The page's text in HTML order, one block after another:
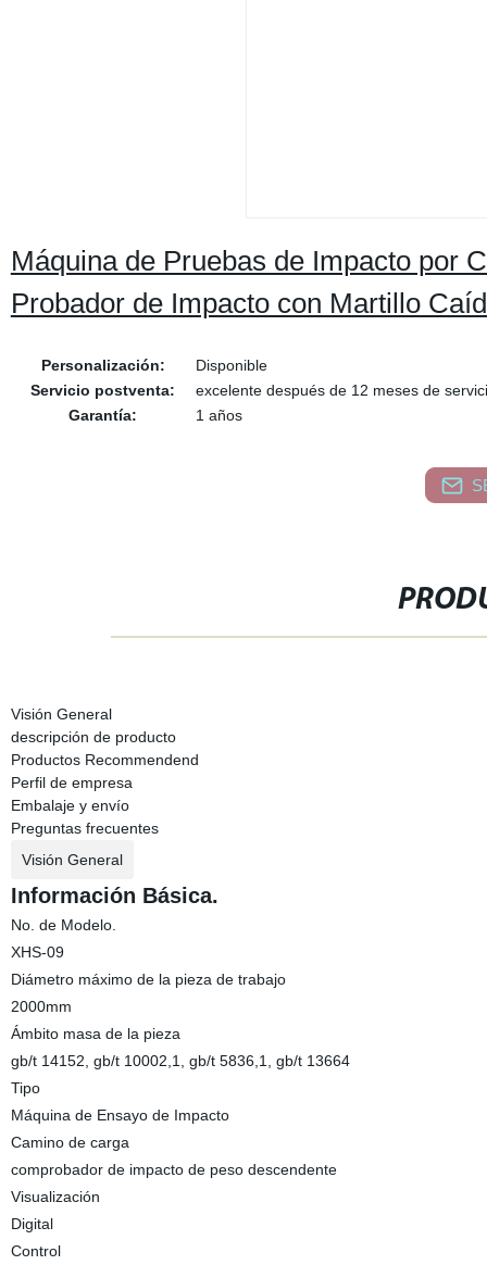
Máquina de Pruebas de Impacto por
Probador de Impacto con Martillo
Personalización:
Disponible
Servicio postventa:
excelente después de 12 meses de
Garantía:
1 años
Visión General
descripción de producto
Productos Recommendend
Perfil de empresa
Embalaje y envío
Preguntas frecuentes
Visión General
Información Básica.
No. de Modelo.
XHS-09
Diámetro máximo de la pieza de trabajo
2000mm
Ámbito masa de la pieza
gb/t 14152, gb/t 10002,1, gb/t 5836,1, gb/t 13664
Tipo
Máquina de Ensayo de Impacto
Camino de carga
comprobador de impacto de peso descendente
Visualización
Digital
Control